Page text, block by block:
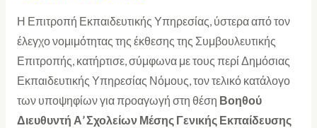
Η Επιτροπή Εκπαιδευτικής Υπηρεσίας, ύστερα από τον
έλεγχο νομιμότητας της έκθεσης της Συμβουλευτικής
Επιτροπής, κατήρτισε, σύμφωνα με τους περί Δημόσιας
Εκπαιδευτικής Υπηρεσίας Νόμους, τον τελικό κατάλογο
των υποψηφίων για προαγωγή στη θέση Βοηθού
Διευθυντή Α’ Σχολείων Μέσης Γενικής Εκπαίδευσης